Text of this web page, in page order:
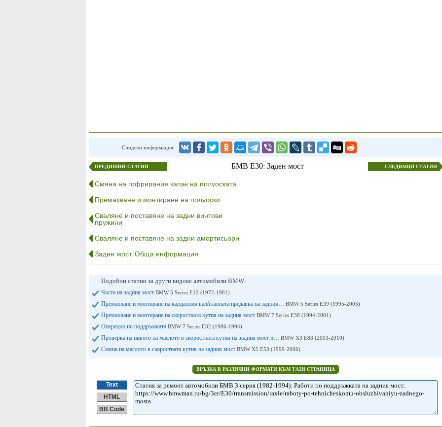
Сподели информация:
ПРЕДИШНИ СТАТИИ БМВ E30: Заден мост СЛЕДВАЩИ СТАТИИ
Смяна на гофрирания капак на полуоската
Премахване и монтиране на полуоски
Сваляне и поставяне на задни винтови
пружини
Сваляне и поставяне на задни амортисьори
Заден мост. Обща информация
Подобни статии за други видове автомобили BMW:
Части на задния мост BMW 5 Series E12 (1972-1981)
Премахване и монтиране на карданния вал/главната предавка на задния… BMW 5 Series E39 (1995-2003)
Премахване и монтиране на скоростната кутия на задния мост BMW 7 Series E38 (1994-2001)
Операции по поддръжката BMW 7 Series E32 (1986-1994)
Проверка на нивото на маслото в скоростната кутия на задния мост и… BMW X3 Е83 (2003-2010)
Смяна на маслото в скоростната кутия на задния мост BMW X5 E53 (1999-2006)
ВРЪЗКА В РАЗЛИЧНИ ФОРМАТИ КЪМ ТАЗИ СТРАНИЦА
Text
HTML
BB Code